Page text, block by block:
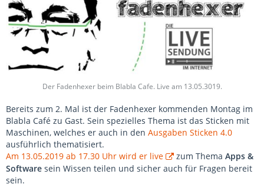
Der Fadenhexer beim Blabla Cafe. Live am 13.05.3019.
Bereits zum 2. Mal ist der Fadenhexer kommenden Montag im
Blabla Café zu Gast. Sein spezielles Thema ist das Sticken mit
Maschinen, welches er auch in den Ausgaben Sticken 4.0
ausführlich thematisiert.
Am 13.05.2019 ab 17.30 Uhr wird er live
zum Thema Apps &
Software sein Wissen teilen und sicher auch für Fragen bereit
sein.